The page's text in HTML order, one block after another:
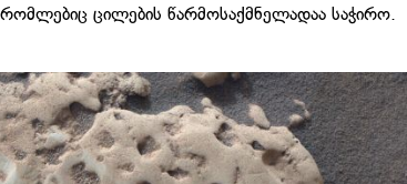
ცილების წარმოსაქმნელადაა საჭირო.